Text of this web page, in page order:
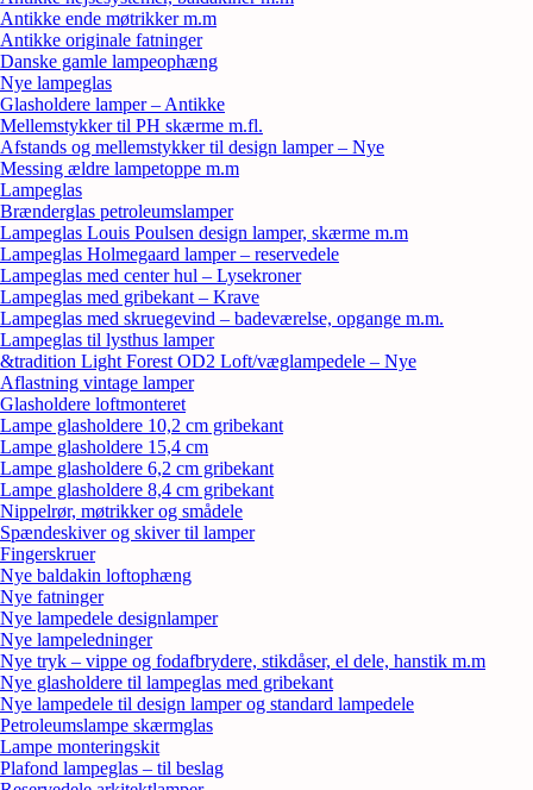
Antikke ende møtrikker m.m
Antikke originale fatninger
Danske gamle lampeophæng
Nye lampeglas
Glasholdere lamper – Antikke
Mellemstykker til PH skærme m.fl.
Afstands og mellemstykker til design lamper – Nye
Messing ældre lampetoppe m.m
Lampeglas
Brænderglas petroleumslamper
Lampeglas Louis Poulsen design lamper, skærme m.m
Lampeglas Holmegaard lamper – reservedele
Lampeglas med center hul – Lysekroner
Lampeglas med gribekant – Krave
Lampeglas med skruegevind – badeværelse, opgange m.m.
Lampeglas til lysthus lamper
&tradition Light Forest OD2 Loft/væglampedele – Nye
Aflastning vintage lamper
Glasholdere loftmonteret
Lampe glasholdere 10,2 cm gribekant
Lampe glasholdere 15,4 cm
Lampe glasholdere 6,2 cm gribekant
Lampe glasholdere 8,4 cm gribekant
Nippelrør, møtrikker og smådele
Spændeskiver og skiver til lamper
Fingerskruer
Nye baldakin loftophæng
Nye fatninger
Nye lampedele designlamper
Nye lampeledninger
Nye tryk – vippe og fodafbrydere, stikdåser, el dele, hanstik m.m
Nye glasholdere til lampeglas med gribekant
Nye lampedele til design lamper og standard lampedele
Petroleumslampe skærmglas
Lampe monteringskit
Plafond lampeglas – til beslag